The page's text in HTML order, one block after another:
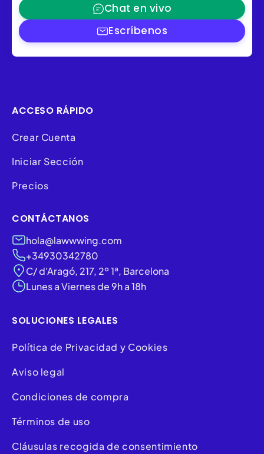
Chat en vivo
Escríbenos
ACCESO RÁPIDO
Crear Cuenta
Iniciar Sección
Precios
CONTÁCTANOS
hola@lawwwing.com
+34930342780
C/ d'Aragó, 217, 2º 1ª, Barcelona
Lunes a Viernes de 9h a 18h
SOLUCIONES LEGALES
Política de Privacidad y Cookies
Aviso legal
Condiciones de compra
Términos de uso
Cláusulas recogida de consentimiento